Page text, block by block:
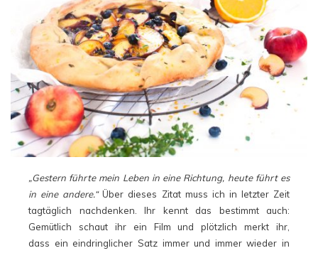
„Gestern führte mein Leben in eine Richtung, heute führt es
in eine andere.“Über dieses Zitat muss ich in letzter Zeit
tagtäglich nachdenken. Ihr kennt das bestimmt auch:
Gemütlich schaut ihr ein Film und plötzlich merkt ihr,
dass ein eindringlicher Satz immer und immer wieder in